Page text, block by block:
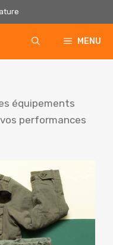
MENU
équipements
performances